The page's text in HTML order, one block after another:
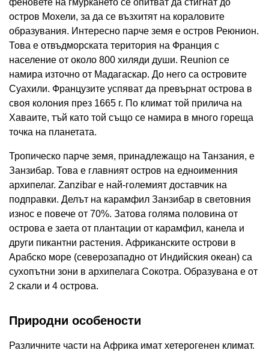
феновете на гмуркането се опитват да стигнат до
остров Мохели, за да се възхитят на кораловите
образувания. Интересно парче земя е остров Реюнион.
Това е отвъдморската територия на Франция с
население от около 800 хиляди души. Reunion се
намира източно от Мадагаскар. До него са островите
Суахили. Французите успяват да превърнат острова в
своя колония през 1665 г. По климат той прилича на
Хаваите, тъй като той също се намира в много гореща
точка на планетата.
Тропическо парче земя, принадлежащо на Танзания, е
Занзибар. Това е главният остров на едноименния
архипелаг. Zanzibar е най-големият доставчик на
подправки. Делът на карамфил Занзибар в световния
износ е повече от 70%. Затова голяма половина от
острова е заета от плантации от карамфил, канела и
други пикантни растения. Африканските острови в
Арабско море (северозападно от Индийския океан) са
сухопътни зони в архипелага Сокотра. Образувана е от
2 скали и 4 острова.
Природни особености
Различните части на Африка имат хетерогенен климат.